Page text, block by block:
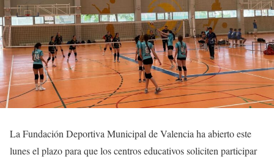
La Fundación Deportiva Municipal de Valencia ha abierto este
lunes el plazo para que los centros educativos soliciten participar